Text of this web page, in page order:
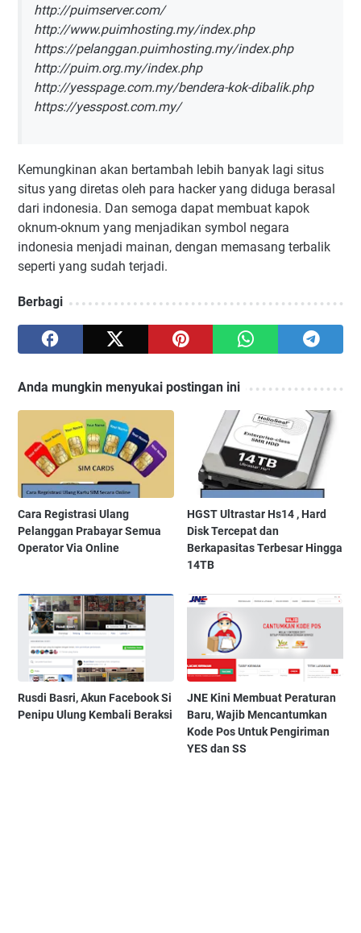
http://puimserver.com/
http://www.puimhosting.my/index.php
https://pelanggan.puimhosting.my/index.php
http://puim.org.my/index.php
http://yesspage.com.my/bendera-kok-dibalik.php
https://yesspost.com.my/
Kemungkinan akan bertambah lebih banyak lagi situs
situs yang diretas oleh para hacker yang diduga berasal
dari indonesia. Dan semoga dapat membuat kapok
oknum-oknum yang menjadikan symbol negara
indonesia menjadi mainan, dengan memasang terbalik
seperti yang sudah terjadi.
Berbagi
Anda mungkin menyukai postingan ini
Cara Registrasi Ulang
Pelanggan Prabayar Semua
Operator Via Online
HGST Ultrastar Hs14 , Hard
Disk Tercepat dan
Berkapasitas Terbesar Hingga
14TB
Rusdi Basri, Akun Facebook Si
Penipu Ulung Kembali Beraksi
JNE Kini Membuat Peraturan
Baru, Wajib Mencantumkan
Kode Pos Untuk Pengiriman
YES dan SS